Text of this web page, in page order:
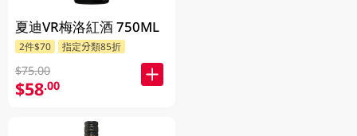
夏迪VR梅洛紅酒 750ML
2件$70 指定分類85折
$75.00
$58.00